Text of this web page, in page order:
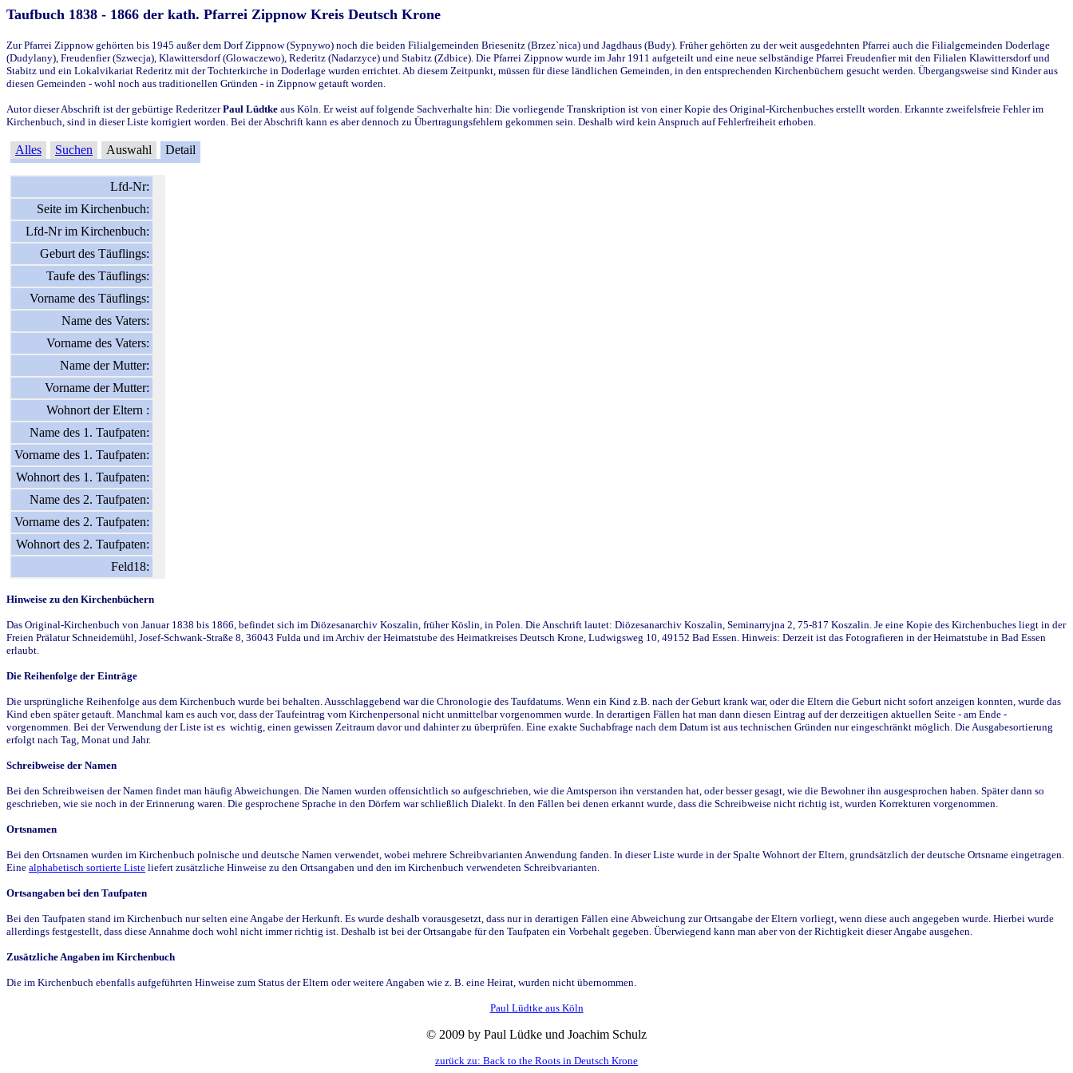
Taufbuch 1838 - 1866 der kath. Pfarrei Zippnow Kreis Deutsch Krone
Zur Pfarrei Zippnow gehörten bis 1945 außer dem Dorf Zippnow (Sypnywo) noch die beiden Filialgemeinden Briesenitz (Brzez`nica) und Jagdhaus (Budy). Früher gehörten zu der weit ausgedehnten Pfarrei auch die Filialgemeinden Doderlage
(Dudylany), Freudenfier (Szwecja), Klawittersdorf (Glowaczewo), Rederitz (Nadarzyce) und Stabitz (Zdbice). Die Pfarrei Zippnow wurde im Jahr 1911 aufgeteilt und eine neue selbständige Pfarrei Freudenfier mit den Filialen Klawittersdorf und
Stabitz und ein Lokalvikariat Rederitz mit der Tochterkirche in Doderlage wurden errichtet. Ab diesem Zeitpunkt, müssen für diese ländlichen Gemeinden, in den entsprechenden Kirchenbüchern gesucht werden. Übergangsweise sind Kinder aus
diesen Gemeinden - wohl noch aus traditionellen Gründen - in Zippnow getauft worden.
Autor dieser Abschrift ist der gebürtige RederitzerPaul Lüdtke aus Köln. Er weist auf folgende Sachverhalte hin: Die vorliegende Transkription ist von einer Kopie des Original-Kirchenbuches erstellt worden. Erkannte zweifelsfreie Fehler im
Kirchenbuch, sind in dieser Liste korrigiert worden. Bei der Abschrift kann es aber dennoch zu Übertragungsfehlern gekommen sein. Deshalb wird kein Anspruch auf Fehlerfreiheit erhoben.
Alles Suchen Auswahl Detail
Lfd-Nr:
Seite im Kirchenbuch:
Lfd-Nr im Kirchenbuch:
Geburt des Täuflings:
Taufe des Täuflings:
Vorname des Täuflings:
Name des Vaters:
Vorname des Vaters:
Name der Mutter:
Vorname der Mutter:
Wohnort der Eltern :
Name des 1. Taufpaten:
Vorname des 1. Taufpaten:
Wohnort des 1. Taufpaten:
Name des 2. Taufpaten:
Vorname des 2. Taufpaten:
Wohnort des 2. Taufpaten:
Feld18:
Hinweise zu den Kirchenbüchern
Das Original-Kirchenbuch von Januar 1838 bis 1866, befindet sich im Diözesanarchiv Koszalin, früher Köslin, in Polen. Die Anschrift lautet: Diözesanarchiv Koszalin, Seminarryjna 2, 75-817 Koszalin. Je eine Kopie des Kirchenbuches liegt in der
Freien Prälatur Schneidemühl, Josef-Schwank-Straße 8, 36043 Fulda und im Archiv der Heimatstube des Heimatkreises Deutsch Krone, Ludwigsweg 10, 49152 Bad Essen. Hinweis: Derzeit ist das Fotografieren in der Heimatstube in Bad Essen
erlaubt.
Die Reihenfolge der Einträge
Die ursprüngliche Reihenfolge aus dem Kirchenbuch wurde bei behalten. Ausschlaggebend war die Chronologie des Taufdatums. Wenn ein Kind z.B. nach der Geburt krank war, oder die Eltern die Geburt nicht sofort anzeigen konnten, wurde das
Kind eben später getauft. Manchmal kam es auch vor, dass der Taufeintrag vom Kirchenpersonal nicht unmittelbar vorgenommen wurde. In derartigen Fällen hat man dann diesen Eintrag auf der derzeitigen aktuellen Seite - am Ende -
vorgenommen. Bei der Verwendung der Liste ist es wichtig, einen gewissen Zeitraum davor und dahinter zu überprüfen. Eine exakte Suchabfrage nach dem Datum ist aus technischen Gründen nur eingeschränkt möglich. Die Ausgabesortierung
erfolgt nach Tag, Monat und Jahr.
Schreibweise der Namen
Bei den Schreibweisen der Namen findet man häufig Abweichungen. Die Namen wurden offensichtlich so aufgeschrieben, wie die Amtsperson ihn verstanden hat, oder besser gesagt, wie die Bewohner ihn ausgesprochen haben. Später dann so
geschrieben, wie sie noch in der Erinnerung waren. Die gesprochene Sprache in den Dörfern war schließlich Dialekt. In den Fällen bei denen erkannt wurde, dass die Schreibweise nicht richtig ist, wurden Korrekturen vorgenommen.
Ortsnamen
Bei den Ortsnamen wurden im Kirchenbuch polnische und deutsche Namen verwendet, wobei mehrere Schreibvarianten Anwendung fanden. In dieser Liste wurde in der Spalte Wohnort der Eltern, grundsätzlich der deutsche Ortsname eingetragen.
Eine alphabetisch sortierte Liste liefert zusätzliche Hinweise zu den Ortsangaben und den im Kirchenbuch verwendeten Schreibvarianten.
Ortsangaben bei den Taufpaten
Bei den Taufpaten stand im Kirchenbuch nur selten eine Angabe der Herkunft. Es wurde deshalb vorausgesetzt, dass nur in derartigen Fällen eine Abweichung zur Ortsangabe der Eltern vorliegt, wenn diese auch angegeben wurde. Hierbei wurde
allerdings festgestellt, dass diese Annahme doch wohl nicht immer richtig ist. Deshalb ist bei der Ortsangabe für den Taufpaten ein Vorbehalt gegeben. Überwiegend kann man aber von der Richtigkeit dieser Angabe ausgehen.
Zusätzliche Angaben im Kirchenbuch
Die im Kirchenbuch ebenfalls aufgeführten Hinweise zum Status der Eltern oder weitere Angaben wie z. B. eine Heirat, wurden nicht übernommen.
Paul Lüdtke aus Köln
© 2009 by Paul Lüdke und Joachim Schulz
zurück zu: Back to the Roots in Deutsch Krone